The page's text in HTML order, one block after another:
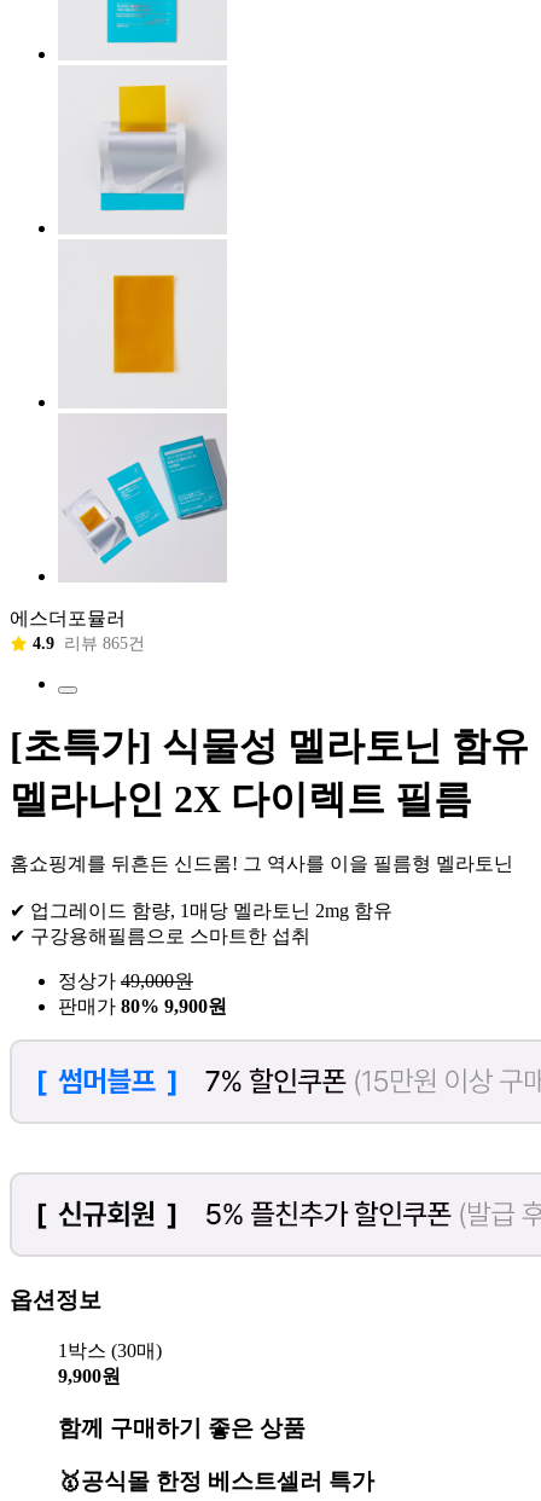
에스더포뮬러
4.9 리뷰 865건
[초특가] 식물성 멜라토닌 함유
멜라나인 2X 다이렉트 필름
홈쇼핑계를 뒤흔든 신드롬! 그 역사를 이을 필름형 멜라토닌
✔ 업그레이드 함량, 1매당 멜라토닌 2mg 함유
✔ 구강용해필름으로 스마트한 섭취
정상가 49,000원
판매가 80% 9,900원
옵션정보
1박스 (30매)
9,900원
함께 구매하기 좋은 상품
🥇공식몰 한정 베스트셀러 특가